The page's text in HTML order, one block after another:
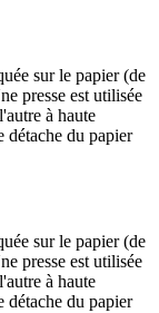
sur le papier (de
presse est utilisée
à haute
détache du papier
sur le papier (de
presse est utilisée
à haute
détache du papier